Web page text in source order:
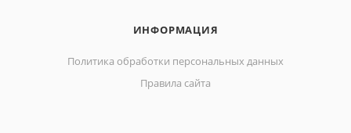
ИНФОРМАЦИЯ
Политика обработки персональных данных
Правила сайта